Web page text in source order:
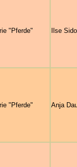
"Pferde" Ilse
"Pferde" Anja